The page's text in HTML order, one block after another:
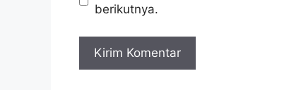
berikutnya.